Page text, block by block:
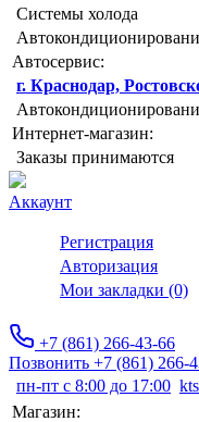
Системы холода
Автосервис:
г. Краснодар,
Интернет-магазин:
Заказы принимаются
Аккаунт
Регистрация
Авторизация
Мои закладки (0)
+7 (861) 266-43-66
Позвонить +7 (861) 266-
пн-пт с 8:00 до 17:00
Магазин: